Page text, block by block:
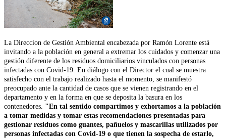
La Direccion de Gestión Ambiental encabezada por Ramón Lorente está
invitando a la población en general a extremar los cuidados y comenzar una
gestión diferente de los residuos domiciliarios vinculados con personas
infectadas con Covid-19. En diálogo con el Director el cual se muestra
satisfecho con el trabajo realizado hasta el momento, se manifestó
preocupado ante la cantidad de casos que se vienen registrando en el
departamento y en la forma en que se deposita la basura en los
contenedores. "En tal sentido compartimos y exhortamos a la población
a tomar medidas y tomar estas recomendaciones presentadas para
gestionar residuos como guantes, pañuelos y mascarillas utilizados por
personas infectadas con Covid-19 o que tienen la sospecha de estarlo,